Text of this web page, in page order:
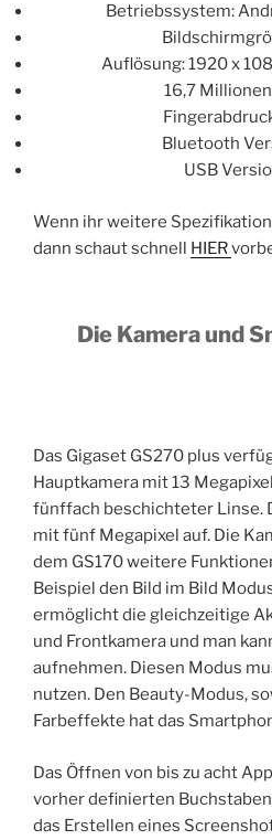
Betriebssystem:
Auflösung: 1920 x
16,7
Bluetooth
USB
Wenn ihr weitere
dann schaut schnell HIER
Die Kamera und
Das Gigaset GS270 plus
Hauptkamera mit 13
fünffach beschichteter Linse.
mit fünf Megapixel auf. Die
dem GS170 weitere
Beispiel den Bild im Bild
ermöglicht die gleichzeitige
und Frontkamera und man
aufnehmen. Diesen Modus
nutzen. Den Beauty-Modus,
Farbeffekte hat das
Das Öffnen von bis zu acht
vorher definierten
das Erstellen eines